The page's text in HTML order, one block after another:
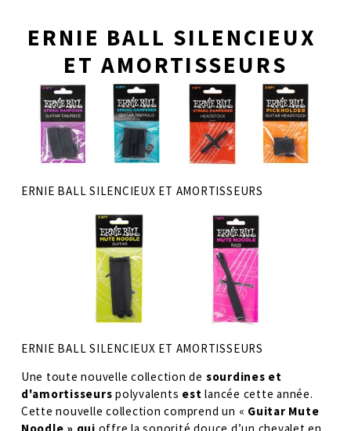
ERNIE BALL SILENCIEUX
ET AMORTISSEURS
ERNIE BALL SILENCIEUX ET AMORTISSEURS
ERNIE BALL SILENCIEUX ET AMORTISSEURS
Une toute nouvelle collection de sourdines et
d'amortisseurs polyvalents est lancée cette année.
Cette nouvelle collection comprend un « Guitar Mute